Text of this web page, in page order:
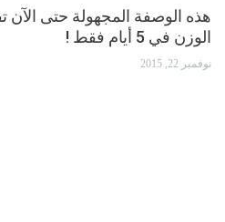
الوزن في 5 أيام فقط !
نوفمبر 22, 2015